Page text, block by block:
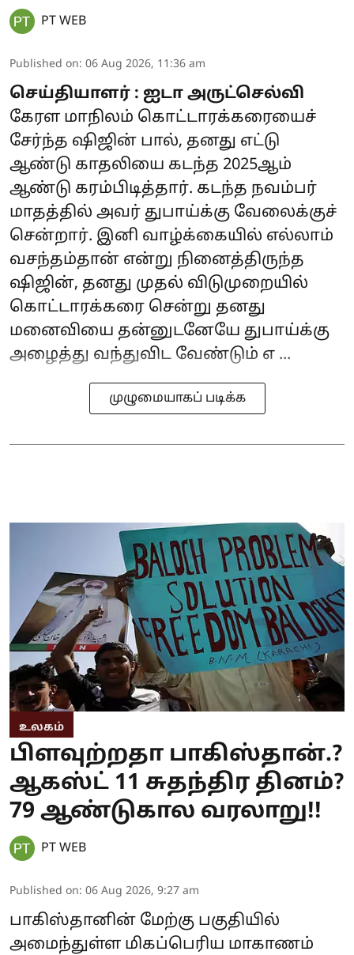
PT WEB
Published on: 06 Aug 2026, 11:36 am
செய்தியாளர் : ஐடா அருட்செல்வி
கேரள மாநிலம் கொட்டாரக்கரையைச்
சேர்ந்த ஷிஜின் பால், தனது எட்டு
ஆண்டு காதலியை கடந்த 2025ஆம்
ஆண்டு கரம்பிடித்தார். கடந்த நவம்பர்
மாதத்தில் அவர் துபாய்க்கு வேலைக்குச்
சென்றார். இனி வாழ்க்கையில் எல்லாம்
வசந்தம்தான் என்று நினைத்திருந்த
ஷிஜின், தனது முதல் விடுமுறையில்
கொட்டாரக்கரை சென்று தனது
மனைவியை தன்னுடனேயே துபாய்க்கு
அழைத்து வந்துவிட வேண்டும் எ ...
முழுமையாகப் படிக்க
உலகம்
பிளவுற்றதா பாகிஸ்தான்.?
ஆகஸ்ட் 11 சுதந்திர தினம்?
79 ஆண்டுகால வரலாறு!!
PT WEB
Published on: 06 Aug 2026, 9:27 am
பாகிஸ்தானின் மேற்கு பகுதியில்
அமைந்துள்ள மிகப்பெரிய மாகாணம்